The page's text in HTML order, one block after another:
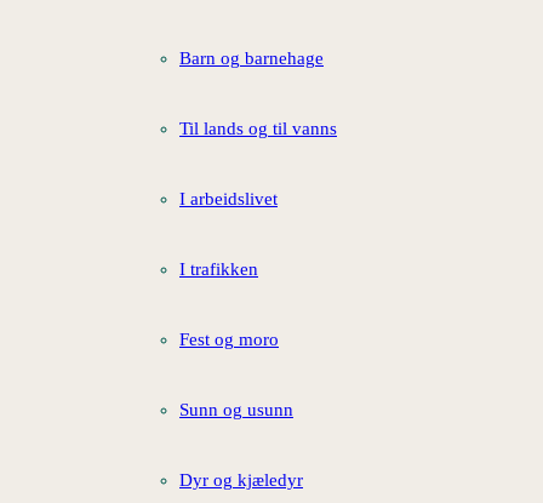
Barn og barnehage
Til lands og til vanns
I arbeidslivet
I trafikken
Fest og moro
Sunn og usunn
Dyr og kjæledyr